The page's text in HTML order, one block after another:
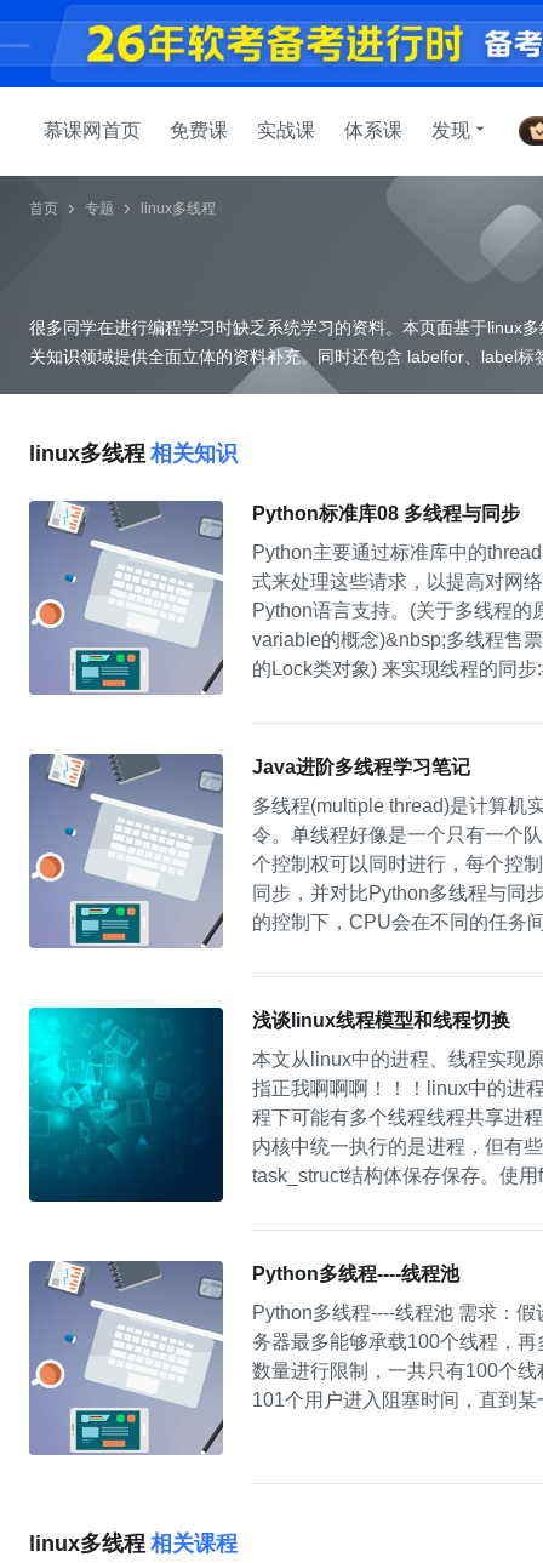
慕课网首页 免费课 实战课 体系课 发现
首页 专题 linux多线程
很多同学在进行编程学习时缺乏系统学习的资料。本页面基于linux
linux多线程 相关知识
Python标准库08 多线程与同步
Python主要通过标准库中的
式来处理这些请求，以提高对网
Python语言支持。(关于多线程
variable的概念)&nbsp;多线程售
的Lock类对象) 来实现线程的同
Java进阶多线程学习笔记
多线程(multiple thread)是计算机
令。单线程好像是一个只有一个
个控制权可以同时进行，每个控
同步，并对比Python多线程与同
的控制下，CPU会在不同的任务
作系统之上的多线程程序依然通
序。对于多线程来说，进程空间
浅谈linux线程模型和线程切换
本文从linux中的进程、线程实现
指正我啊啊啊！！！linux中的进
程下可能有多个线程线程共享进
内核中统一执行的是进程，但有
task_struct结构体保存保存。使
存、文件描述符、信号处理等；
Python多线程----线程池
Python多线程----线程池 需求：
务器最多能够承载100个线程，
数量进行限制，一共只有100个
101个用户进入阻塞时间，直到
linux多线程 相关课程